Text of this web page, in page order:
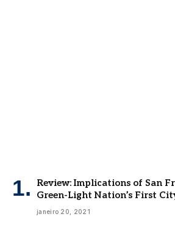
Review: Implications of San
Green-Light Nation’s First
janeiro 20, 2021